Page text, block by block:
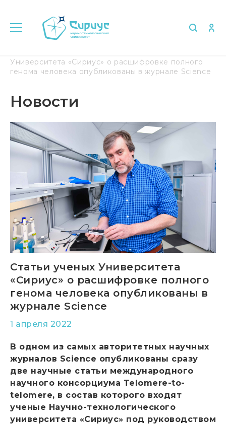
Университета «Сириус» о расшифровке полного
генома человека опубликованы в журнале Science
Новости
Статьи ученых Университета
«Сириус» о расшифровке полного
генома человека опубликованы в
журнале Science
1 апреля 2022
В одном из самых авторитетных научных
журналов Science опубликованы сразу
две научные статьи международного
научного консорциума Telomere-to-
telomere, в состав которого входят
ученые Научно-технологического
университета «Сириус» под руководством